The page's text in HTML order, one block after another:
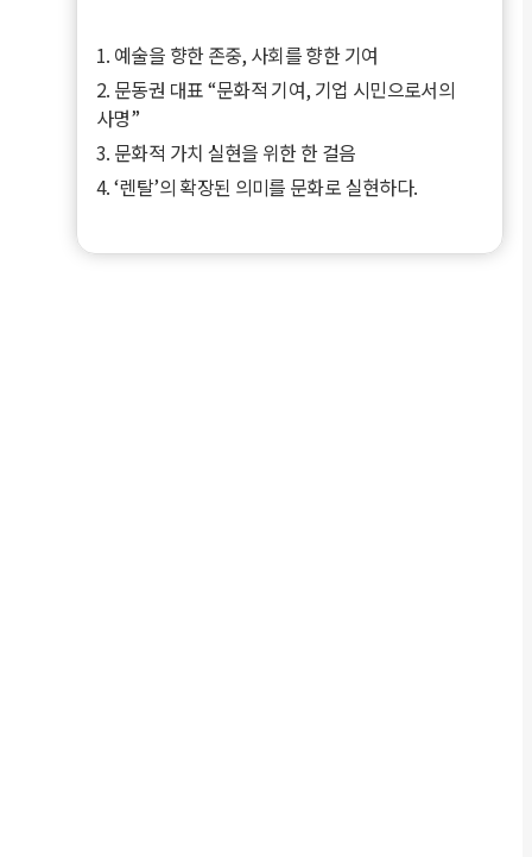
1. 예술을 향한 존중, 사회를 향한 기여
2. 문동권 대표 “문화적 기여, 기업 시민으로서의
사명”
3. 문화적 가치 실현을 위한 한 걸음
4. ‘렌탈’의 확장된 의미를 문화로 실현하다.